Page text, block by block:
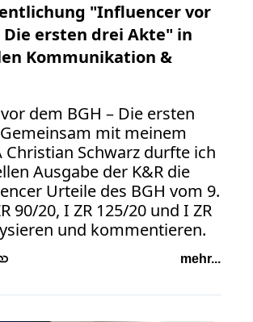
"Influencer vor
Die ersten drei Akte" in
Kommunikation &
dem BGH – Die ersten
mit meinem
Christian Schwarz durfte ich
Ausgabe der K&R die
Urteile des BGH vom 9.
90/20, I ZR 125/20 und I ZR
und kommentieren.
mehr...
2015
2014
2012
2011
2010
2009
2008
2007